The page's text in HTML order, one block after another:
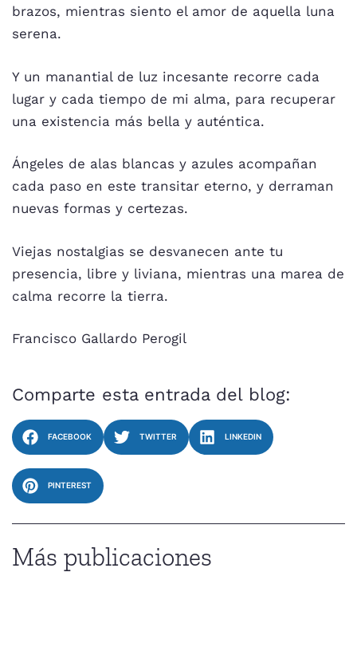
brazos, mientras siento el amor de aquella luna
serena.
Y un manantial de luz incesante recorre cada
lugar y cada tiempo de mi alma, para recuperar
una existencia más bella y auténtica.
Ángeles de alas blancas y azules acompañan
cada paso en este transitar eterno, y derraman
nuevas formas y certezas.
Viejas nostalgias se desvanecen ante tu
presencia, libre y liviana, mientras una marea de
calma recorre la tierra.
Francisco Gallardo Perogil
Comparte esta entrada del blog:
FACEBOOK TWITTER LINKEDIN
PINTEREST
Más publicaciones